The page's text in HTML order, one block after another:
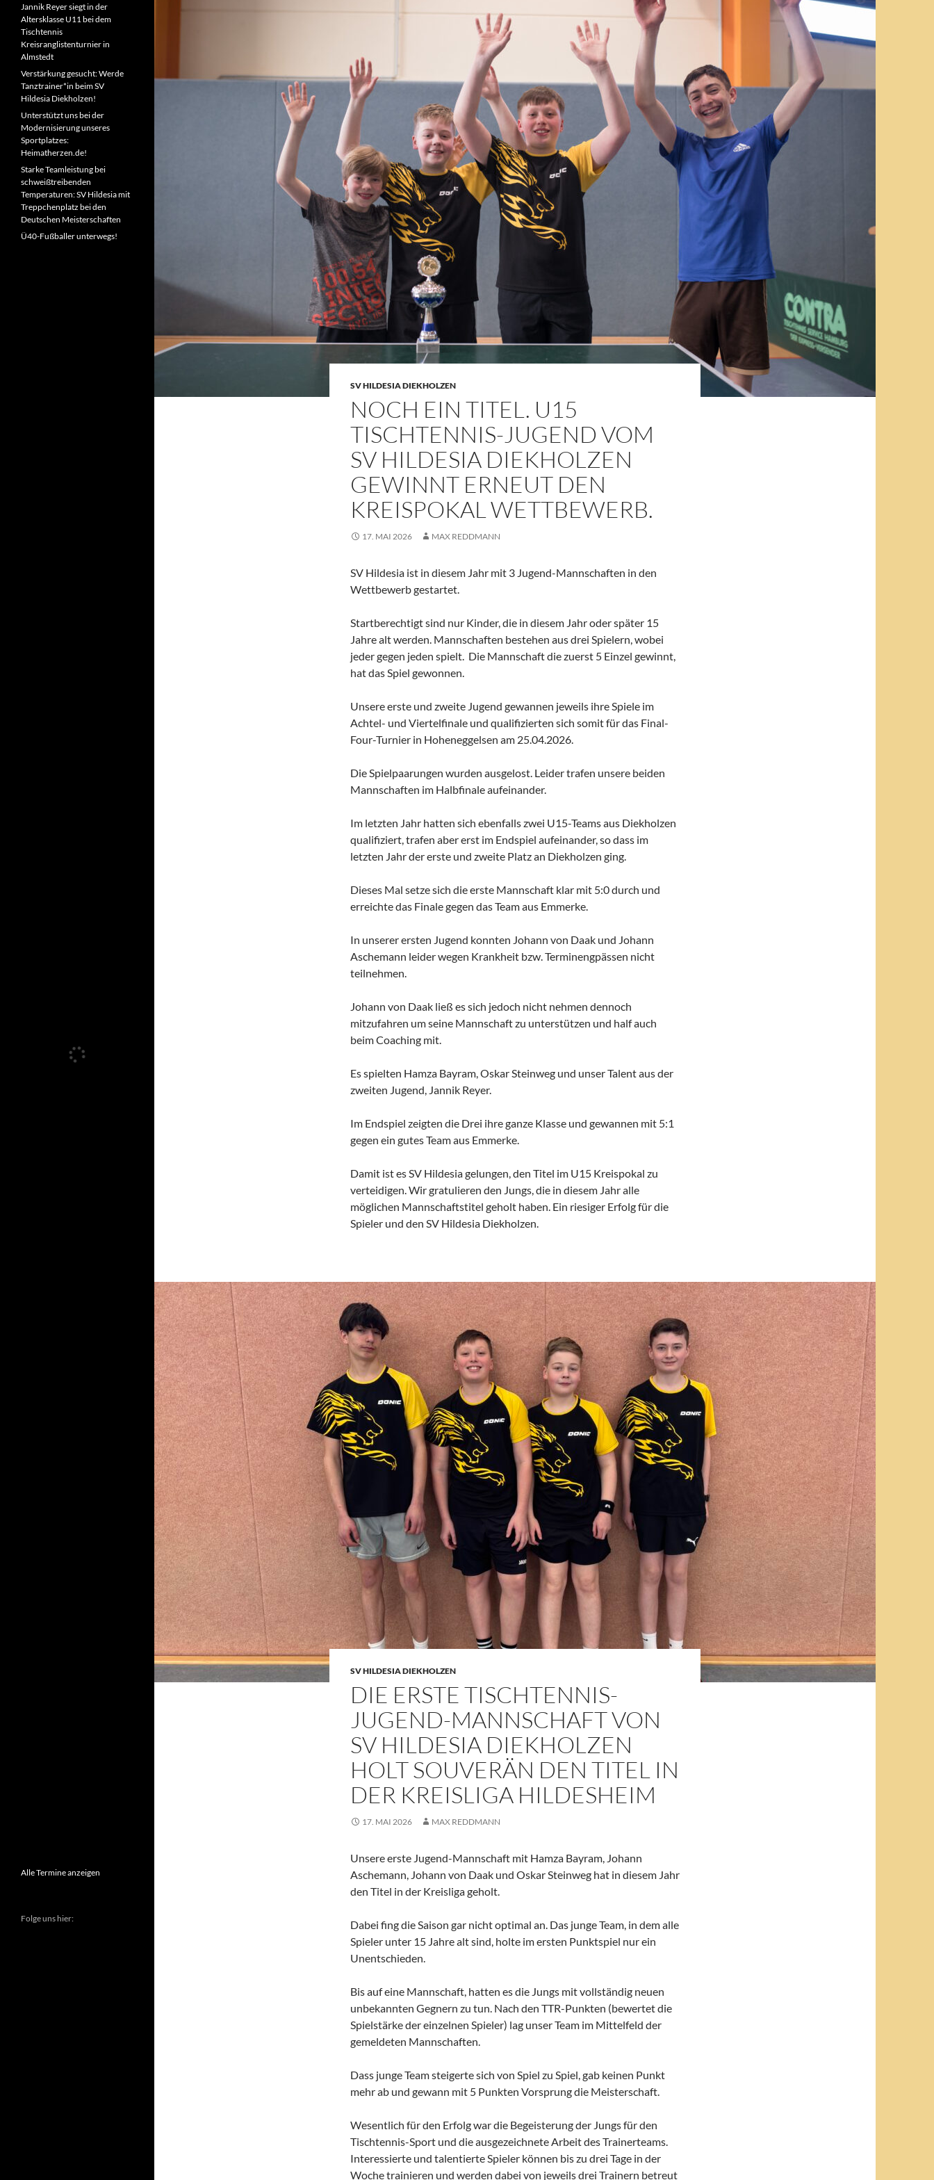
SV HILDESIA DIEKHOLZEN
NOCH EIN TITEL. U15
TISCHTENNIS-JUGEND VOM
SV HILDESIA DIEKHOLZEN
GEWINNT ERNEUT DEN
KREISPOKAL WETTBEWERB.
17. MAI 2026 MAX REDDMANN
SV Hildesia ist in diesem Jahr mit 3 Jugend-Mannschaften in den
Wettbewerb gestartet.
Startberechtigt sind nur Kinder, die in diesem Jahr oder später 15
Jahre alt werden. Mannschaften bestehen aus drei Spielern, wobei
jeder gegen jeden spielt. Die Mannschaft die zuerst 5 Einzel gewinnt,
hat das Spiel gewonnen.
Unsere erste und zweite Jugend gewannen jeweils ihre Spiele im
Achtel- und Viertelfinale und qualifizierten sich somit für das Final-
Four-Turnier in Hoheneggelsen am 25.04.2026.
Die Spielpaarungen wurden ausgelost. Leider trafen unsere beiden
Mannschaften im Halbfinale aufeinander.
Im letzten Jahr hatten sich ebenfalls zwei U15-Teams aus Diekholzen
qualifiziert, trafen aber erst im Endspiel aufeinander, so dass im
letzten Jahr der erste und zweite Platz an Diekholzen ging.
Dieses Mal setze sich die erste Mannschaft klar mit 5:0 durch und
erreichte das Finale gegen das Team aus Emmerke.
In unserer ersten Jugend konnten Johann von Daak und Johann
Aschemann leider wegen Krankheit bzw. Terminengpässen nicht
teilnehmen.
Johann von Daak ließ es sich jedoch nicht nehmen dennoch
mitzufahren um seine Mannschaft zu unterstützen und half auch
beim Coaching mit.
Es spielten Hamza Bayram, Oskar Steinweg und unser Talent aus der
zweiten Jugend, Jannik Reyer.
Im Endspiel zeigten die Drei ihre ganze Klasse und gewannen mit 5:1
gegen ein gutes Team aus Emmerke.
Damit ist es SV Hildesia gelungen, den Titel im U15 Kreispokal zu
verteidigen. Wir gratulieren den Jungs, die in diesem Jahr alle
möglichen Mannschaftstitel geholt haben. Ein riesiger Erfolg für die
Spieler und den SV Hildesia Diekholzen.
SV HILDESIA DIEKHOLZEN
DIE ERSTE TISCHTENNIS-
JUGEND-MANNSCHAFT VON
SV HILDESIA DIEKHOLZEN
HOLT SOUVERÄN DEN TITEL IN
DER KREISLIGA HILDESHEIM
17. MAI 2026 MAX REDDMANN
Unsere erste Jugend-Mannschaft mit Hamza Bayram, Johann
Aschemann, Johann von Daak und Oskar Steinweg hat in diesem Jahr
den Titel in der Kreisliga geholt.
Dabei fing die Saison gar nicht optimal an. Das junge Team, in dem alle
Spieler unter 15 Jahre alt sind, holte im ersten Punktspiel nur ein
Unentschieden.
Bis auf eine Mannschaft, hatten es die Jungs mit vollständig neuen
unbekannten Gegnern zu tun. Nach den TTR-Punkten (bewertet die
Spielstärke der einzelnen Spieler) lag unser Team im Mittelfeld der
gemeldeten Mannschaften.
Dass junge Team steigerte sich von Spiel zu Spiel, gab keinen Punkt
mehr ab und gewann mit 5 Punkten Vorsprung die Meisterschaft.
Wesentlich für den Erfolg war die Begeisterung der Jungs für den
Tischtennis-Sport und die ausgezeichnete Arbeit des Trainerteams.
Interessierte und talentierte Spieler können bis zu drei Tage in der
Woche trainieren und werden dabei von jeweils drei Trainern betreut
Jannik Reyer siegt in der
Altersklasse U11 bei dem
Tischtennis
Kreisranglistenturnier in
Almstedt
Verstärkung gesucht: Werde
Tanztrainer*in beim SV
Hildesia Diekholzen!
Unterstützt uns bei der
Modernisierung unseres
Sportplatzes:
Heimatherzen.de!
Starke Teamleistung bei
schweißtreibenden
Temperaturen: SV Hildesia mit
Treppchenplatz bei den
Deutschen Meisterschaften
Ü40-Fußballer unterwegs!
Alle Termine anzeigen
Folge uns hier: